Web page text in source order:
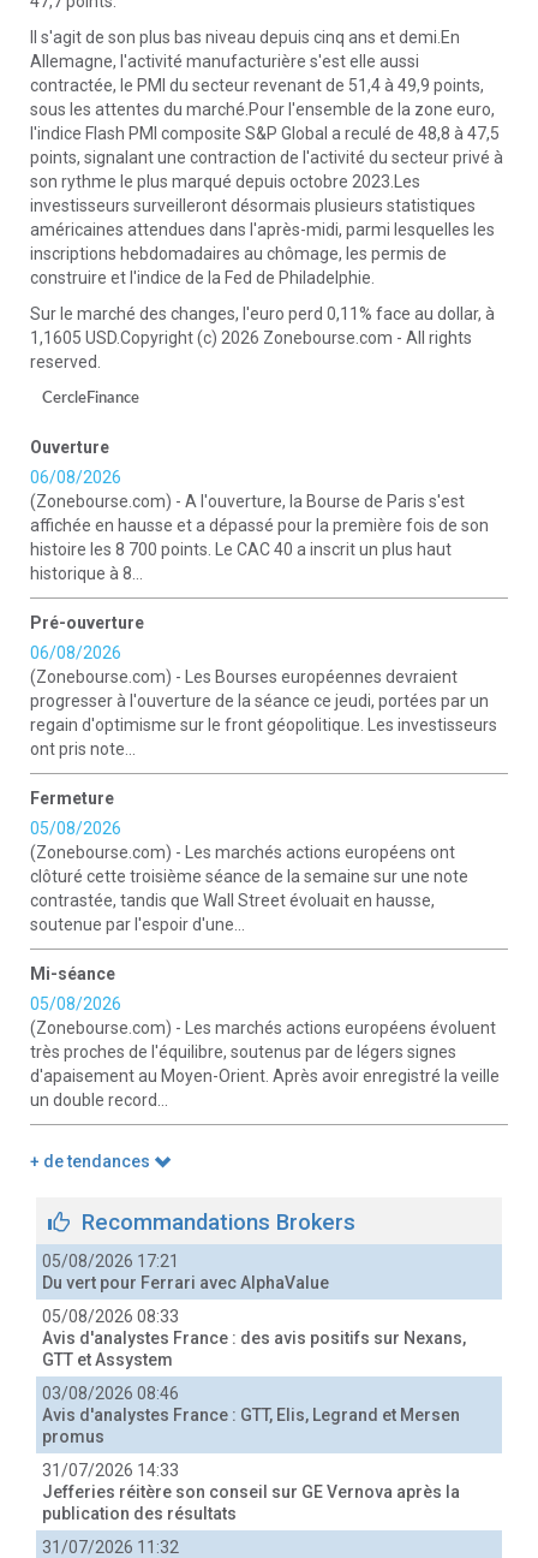
Il s'agit de son plus bas niveau depuis cinq ans et demi.En
Allemagne, l'activité manufacturière s'est elle aussi
contractée, le PMI du secteur revenant de 51,4 à 49,9 points,
sous les attentes du marché.Pour l'ensemble de la zone euro,
l'indice Flash PMI composite S&P Global a reculé de 48,8 à 47,5
points, signalant une contraction de l'activité du secteur privé à
son rythme le plus marqué depuis octobre 2023.Les
investisseurs surveilleront désormais plusieurs statistiques
américaines attendues dans l'après-midi, parmi lesquelles les
inscriptions hebdomadaires au chômage, les permis de
construire et l'indice de la Fed de Philadelphie.
Sur le marché des changes, l'euro perd 0,11% face au dollar, à
1,1605 USD.Copyright (c) 2026 Zonebourse.com - All rights
reserved.
CercleFinance
Ouverture
06/08/2026
(Zonebourse.com) - A l'ouverture, la Bourse de Paris s'est
affichée en hausse et a dépassé pour la première fois de son
histoire les 8 700 points. Le CAC 40 a inscrit un plus haut
historique à 8...
Pré-ouverture
06/08/2026
(Zonebourse.com) - Les Bourses européennes devraient
progresser à l'ouverture de la séance ce jeudi, portées par un
regain d'optimisme sur le front géopolitique. Les investisseurs
ont pris note...
Fermeture
05/08/2026
(Zonebourse.com) - Les marchés actions européens ont
clôturé cette troisième séance de la semaine sur une note
contrastée, tandis que Wall Street évoluait en hausse,
soutenue par l'espoir d'une...
Mi-séance
05/08/2026
(Zonebourse.com) - Les marchés actions européens évoluent
très proches de l'équilibre, soutenus par de légers signes
d'apaisement au Moyen-Orient. Après avoir enregistré la veille
un double record...
+ de tendances
Recommandations Brokers
05/08/2026 17:21
Du vert pour Ferrari avec AlphaValue
05/08/2026 08:33
Avis d'analystes France : des avis positifs sur Nexans,
GTT et Assystem
03/08/2026 08:46
Avis d'analystes France : GTT, Elis, Legrand et Mersen
promus
31/07/2026 14:33
Jefferies réitère son conseil sur GE Vernova après la
publication des résultats
31/07/2026 11:32